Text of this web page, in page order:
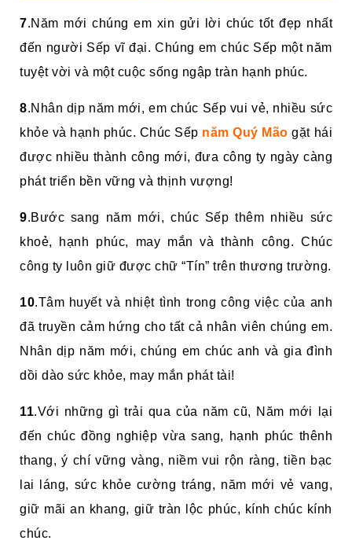
7.Năm mới chúng em xin gửi lời chúc tốt đẹp nhất
đến người Sếp vĩ đại. Chúng em chúc Sếp một năm
tuyệt vời và một cuộc sống ngập tràn hạnh phúc.
8.Nhân dịp năm mới, em chúc Sếp vui vẻ, nhiều sức
khỏe và hạnh phúc. Chúc Sếp năm Quý Mão gặt hái
được nhiều thành công mới, đưa công ty ngày càng
phát triển bền vững và thịnh vượng!
9.Bước sang năm mới, chúc Sếp thêm nhiều sức
khoẻ, hạnh phúc, may mắn và thành công. Chúc
công ty luôn giữ được chữ “Tín” trên thương trường.
10.Tâm huyết và nhiệt tình trong công việc của anh
đã truyền cảm hứng cho tất cả nhân viên chúng em.
Nhân dịp năm mới, chúng em chúc anh và gia đình
dồi dào sức khỏe, may mắn phát tài!
11.Với những gì trải qua của năm cũ, Năm mới lại
đến chúc đồng nghiệp vừa sang, hạnh phúc thênh
thang, ý chí vững vàng, niềm vui rộn ràng, tiền bạc
lai láng, sức khỏe cường tráng, năm mới vẻ vang,
giữ mãi an khang, giữ tràn lộc phúc, kính chúc kính
chúc.